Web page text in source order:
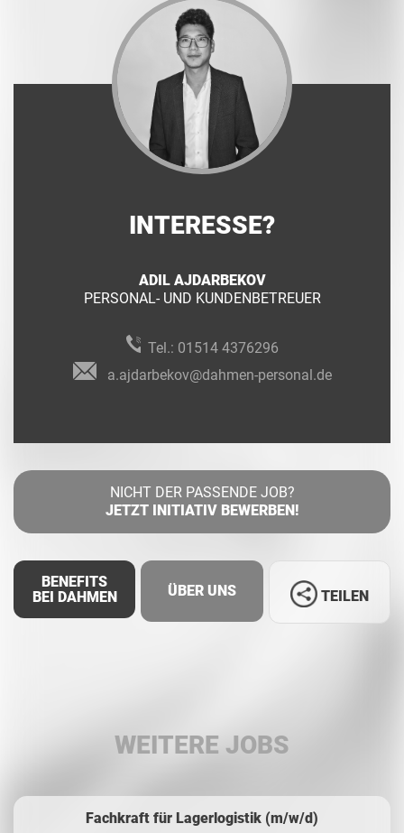
INTERESSE?
ADIL AJDARBEKOV
PERSONAL- UND KUNDENBETREUER
Tel.: 01514 4376296
a.ajdarbekov@dahmen-personal.de
NICHT DER PASSENDE JOB?
JETZT INITIATIV BEWERBEN!
BENEFITS
BEI DAHMEN
ÜBER UNS TEILEN
WEITERE JOBS
Fachkraft für Lagerlogistik (m/w/d)